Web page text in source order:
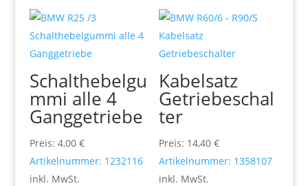
Schalthebelgu
mmi alle 4
Ganggetriebe
Preis: 4,00 €
Artikelnummer: 1232116
inkl. MwSt.
Kabelsatz
Getriebeschal
ter
Preis: 14,40€
Artikelnummer: 1358107
inkl. MwSt.